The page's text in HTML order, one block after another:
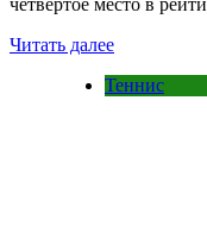
четвёртое место в
Читать далее
Теннис